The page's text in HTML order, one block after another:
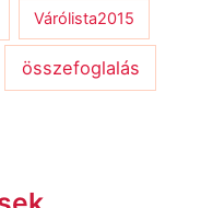
Várólista2015
összefoglalás